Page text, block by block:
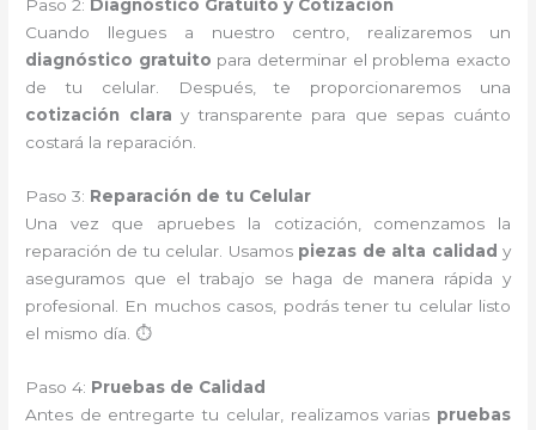
Paso 2: Diagnóstico Gratuito y Cotización
Cuando llegues a nuestro centro, realizaremos un
diagnóstico gratuito para determinar el problema exacto
de tu celular. Después, te proporcionaremos una
cotización clara y transparente para que sepas cuánto
costará la reparación.
Paso 3: Reparación de tu Celular
Una vez que apruebes la cotización, comenzamos la
reparación de tu celular. Usamos piezas de alta calidad y
aseguramos que el trabajo se haga de manera rápida y
profesional. En muchos casos, podrás tener tu celular listo
el mismo día. ⏱️
Paso 4: Pruebas de Calidad
Antes de entregarte tu celular, realizamos varias pruebas